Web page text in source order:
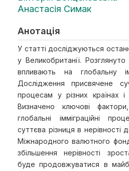
Анастасія Симак
Анотація
У статті досліджуються
у Великобританії.
впливають на глобальну
Дослідження присвячене
процесам у різних країнах і
Визначено ключові
глобальні імміграційні
суттєва різниця в нерівності
Міжнародного валютного
збільшення нерівності
буде продовжуватися в